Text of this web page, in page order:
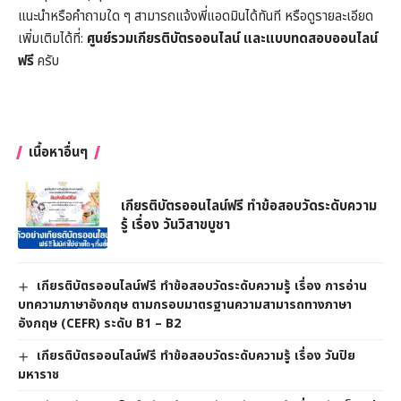
แนะนำหรือคำถามใด ๆ สามารถแจ้งพี่แอดมินได้ทันที หรือดูรายละเอียด
เพิ่มเติมได้ที่: ศูนย์รวมเกียรติบัตรออนไลน์ และแบบทดสอบออนไลน์
ฟรีครับ
เนื้อหาอื่นๆ
เกียรติบัตรออนไลน์ฟรี ทำข้อสอบวัดระดับความ
รู้ เรื่อง วันวิสาขบูชา
เกียรติบัตรออนไลน์ฟรี ทำข้อสอบวัดระดับความรู้ เรื่อง การอ่าน
บทความภาษาอังกฤษ ตามกรอบมาตรฐานความสามารถทางภาษา
อังกฤษ (CEFR) ระดับ B1 – B2
เกียรติบัตรออนไลน์ฟรี ทำข้อสอบวัดระดับความรู้ เรื่อง วันปิย
มหาราช